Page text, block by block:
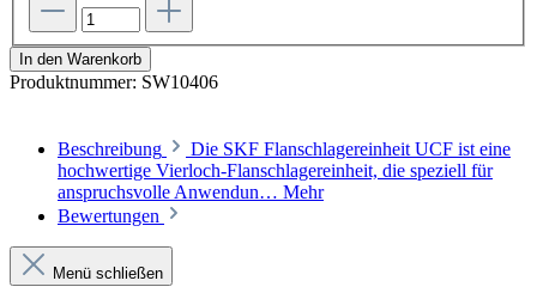
In den Warenkorb
Produktnummer: SW10406
Beschreibung
Die SKF Flanschlagereinheit UCF ist eine
hochwertige Vierloch-Flanschlagereinheit, die speziell für
anspruchsvolle Anwendun… Mehr
Bewertungen
Menü schließen